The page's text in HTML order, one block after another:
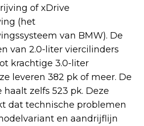
of xDrive
(het
van BMW). De
van 2.0-liter viercilinders
krachtige 3.0-liter
leveren 382 pk of meer. De
haalt zelfs 523 pk. Deze
dat technische problemen
en aandrijflijn